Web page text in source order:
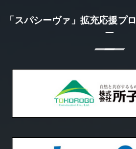
「スパシーヴァ」拡充応援プ
ー